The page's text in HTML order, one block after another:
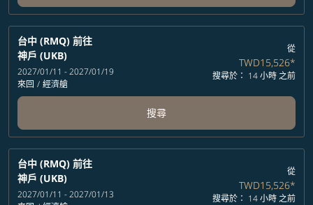
台中 (RMQ) 前往
神戶 (UKB)
2027/01/11 - 2027/01/19
來回 / 經濟艙
從
TWD15,526*
搜尋於： 14 小時 之前
搜尋
台中 (RMQ) 前往
神戶 (UKB)
2027/01/11 - 2027/01/13
從
TWD15,526*
搜尋於： 14 小時 之前